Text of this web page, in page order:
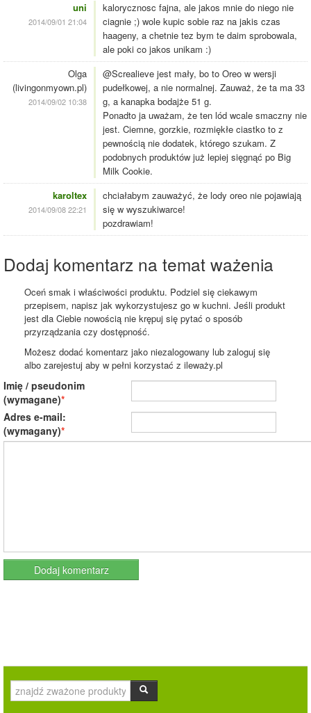
uni
2014/09/01 21:04
kalorycznosc fajna, ale jakos mnie do niego nie
ciagnie ;) wole kupic sobie raz na jakis czas
haageny, a chetnie tez bym te daim sprobowala,
ale poki co jakos unikam :)
Olga
(livingonmyown.pl)
2014/09/02 10:38
@Screalieve jest mały, bo to Oreo w wersji
pudełkowej, a nie normalnej. Zauważ, że ta ma 33
g, a kanapka bodajże 51 g.
Ponadto ja uważam, że ten lód wcale smaczny nie
jest. Ciemne, gorzkie, rozmiękłe ciastko to z
pewnością nie dodatek, którego szukam. Z
podobnych produktów już lepiej sięgnąć po Big
Milk Cookie.
karoltex
2014/09/08 22:21
chciałabym zauważyć, że lody oreo nie pojawiają
się w wyszukiwarce!
pozdrawiam!
Dodaj komentarz na temat ważenia
Oceń smak i właściwości produktu. Podziel się ciekawym
przepisem, napisz jak wykorzystujesz go w kuchni. Jeśli produkt
jest dla Ciebie nowością nie krępuj się pytać o sposób
przyrządzania czy dostępność.
Możesz dodać komentarz jako niezalogowany lub zaloguj się
albo zarejestuj aby w pełni korzystać z ileważy.pl
Imię / pseudonim
(wymagane)
Adres e-mail:
(wymagany)